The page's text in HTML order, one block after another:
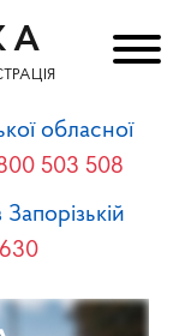
обласної
503 508